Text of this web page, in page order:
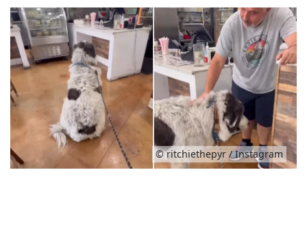
© ritchiethepyr / Instagram